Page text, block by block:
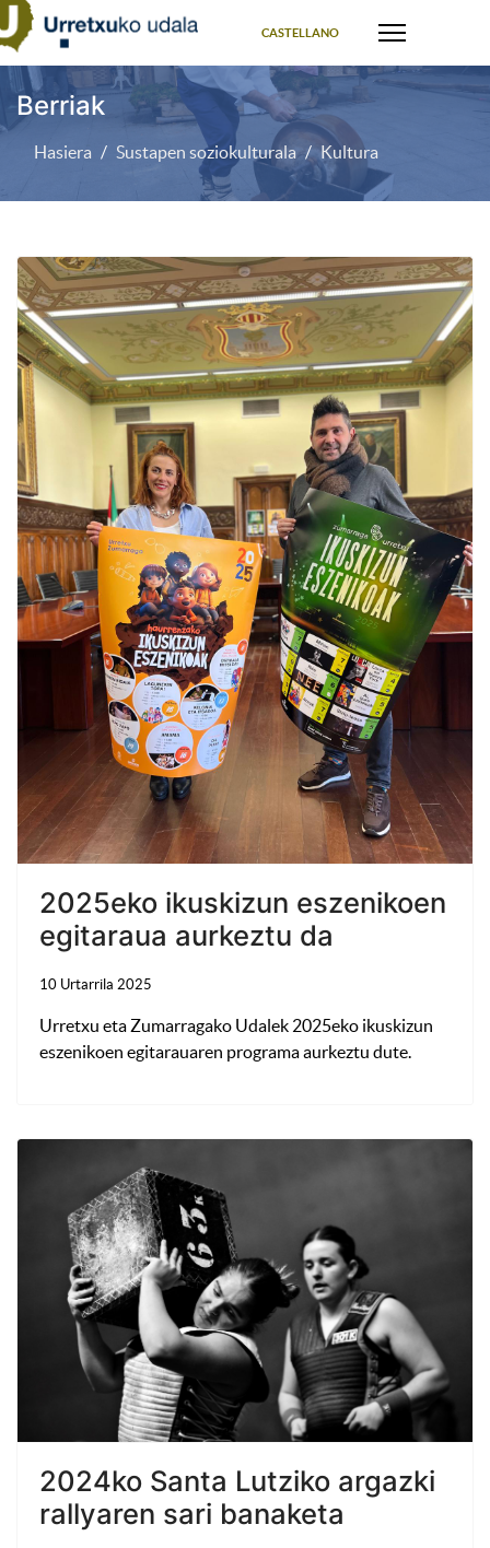
CASTELLANO
Berriak
Hasiera Sustapen soziokulturala Kultura
2025eko ikuskizun eszenikoen
egitaraua aurkeztu da
10 Urtarrila 2025
Urretxu eta Zumarragako Udalek 2025eko ikuskizun
eszenikoen egitarauaren programa aurkeztu dute.
2024ko Santa Lutziko argazki
rallyaren sari banaketa